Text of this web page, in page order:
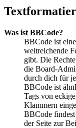
Was ist BBCode?
BBCode ist
weitreichende
gibt. Die
die Board-
durch dich für
BBCode ist
Tags von
Klammern
BBCode
der Seite zur